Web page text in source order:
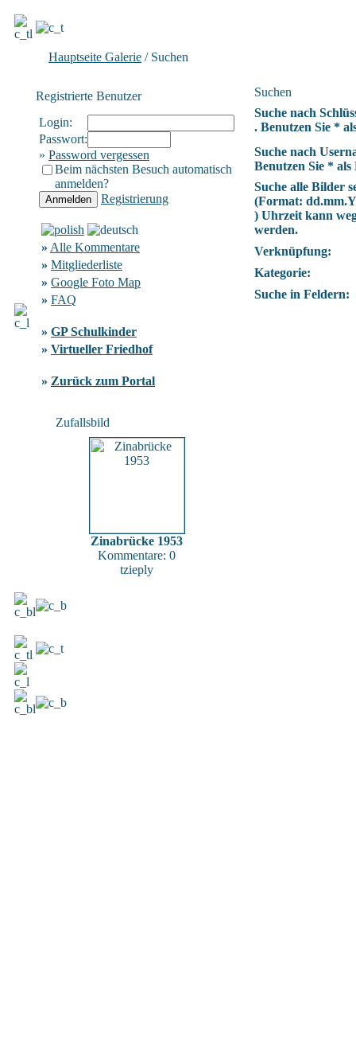
Hauptseite Galerie / Suchen
Registrierte Benutzer
Login:
Passwort:
» Password vergessen
Beim nächsten Besuch automatisch
anmelden?
Registrierung
» Alle Kommentare
» Mitgliederliste
» Google Foto Map
» FAQ
» GP Schulkinder
» Virtueller Friedhof
» Zurück zum Portal
Zufallsbild
Zinabrücke 1953
Kommentare: 0
tzieply
Suchen
Suche nach
. Benutzen Sie *
Suche nach
Benutzen Sie * als
Suche alle Bilder
(Format:
) Uhrzeit kann
werden.
Verknüpfung:
Kategorie:
Suche in Feldern: